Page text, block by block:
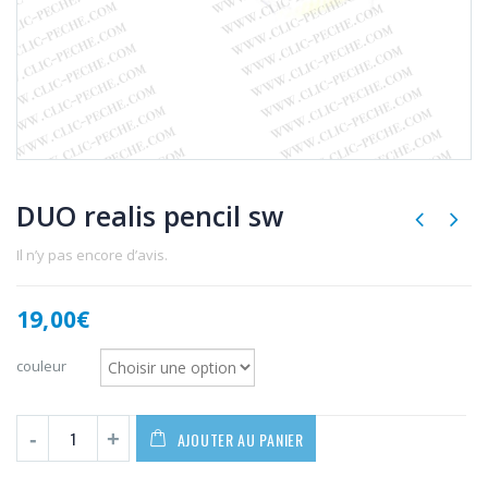
DUO realis pencil sw
Il n’y pas encore d’avis.
19,00€
couleur
AJOUTER AU PANIER